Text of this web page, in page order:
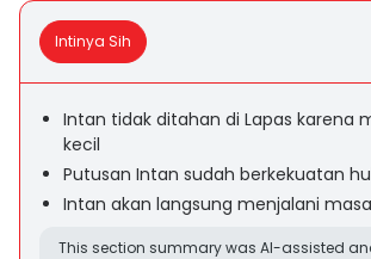
Intinya Sih
Intan tidak ditahan di Lapas karena
kecil
Putusan Intan sudah berkekuatan
Intan akan langsung menjalani
This section summary was AI-assisted